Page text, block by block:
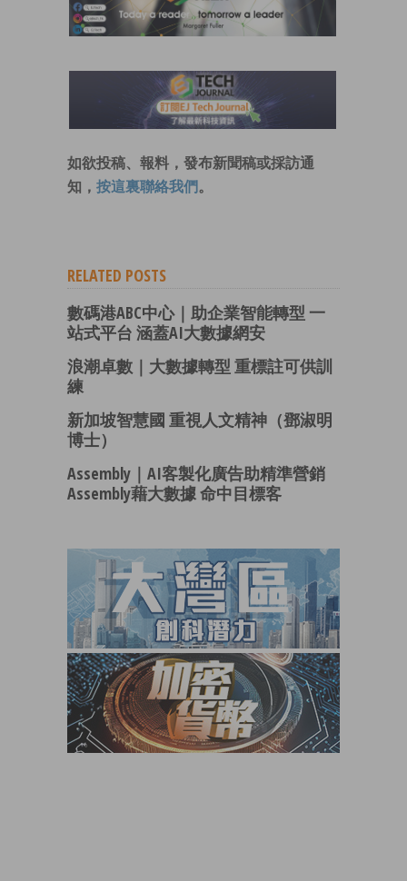
如欲投稿、報料，發布新聞稿或採訪通
知， 按這裏聯絡我們 。
RELATED POSTS
數碼港ABC中心｜助企業智能轉型 一
站式平台 涵蓋AI大數據網安
浪潮卓數｜大數據轉型 重標註可供訓
練
新加坡智慧國 重視人文精神（鄧淑明
博士）
Assembly｜AI客製化廣告助精準營銷
Assembly藉大數據 命中目標客